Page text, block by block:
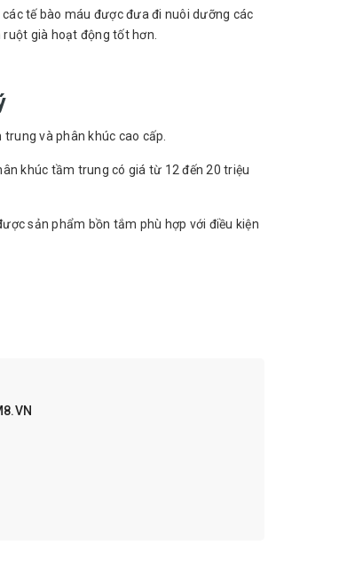
tế bào máu được đưa đi nuôi dưỡng các
già hoạt động tốt hơn.
và phân khúc cao cấp.
khúc tầm trung có giá từ 12 đến 20 triệu
sản phẩm bồn tắm phù hợp với điều kiện